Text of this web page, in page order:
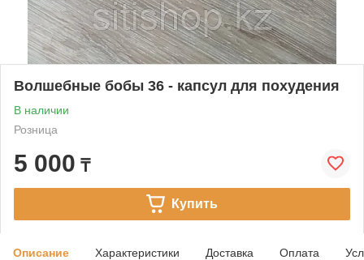
Волшебные бобы 36 - капсул для похудения
В наличии
Розница
5 000 ₸
Купить
Описание Характеристики Доставка Оплата